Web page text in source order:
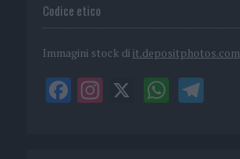
Codice etico
Immagini stock di it.depositphotos.com